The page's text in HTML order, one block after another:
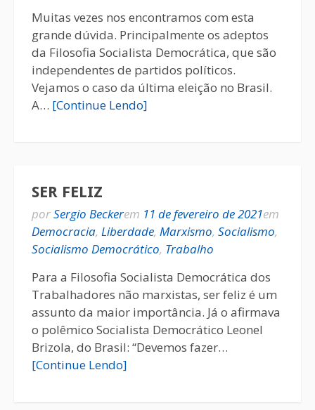
Muitas vezes nos encontramos com esta
grande dúvida. Principalmente os adeptos
da Filosofia Socialista Democrática, que são
independentes de partidos políticos.
Vejamos o caso da última eleição no Brasil.
A… [Continue Lendo]
SER FELIZ
porSergio Beckerem 11 de fevereiro de 2021em
Democracia, Liberdade, Marxismo, Socialismo,
Socialismo Democrático, Trabalho
Para a Filosofia Socialista Democrática dos
Trabalhadores não marxistas, ser feliz é um
assunto da maior importância. Já o afirmava
o polêmico Socialista Democrático Leonel
Brizola, do Brasil: “Devemos fazer…
[Continue Lendo]